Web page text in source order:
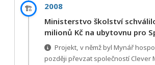
🏗️
2008
Ministerstvo školství
milionů Kč na ubytovnu pro
Projekt, v němž byl Mynář
později převzat společností Clever